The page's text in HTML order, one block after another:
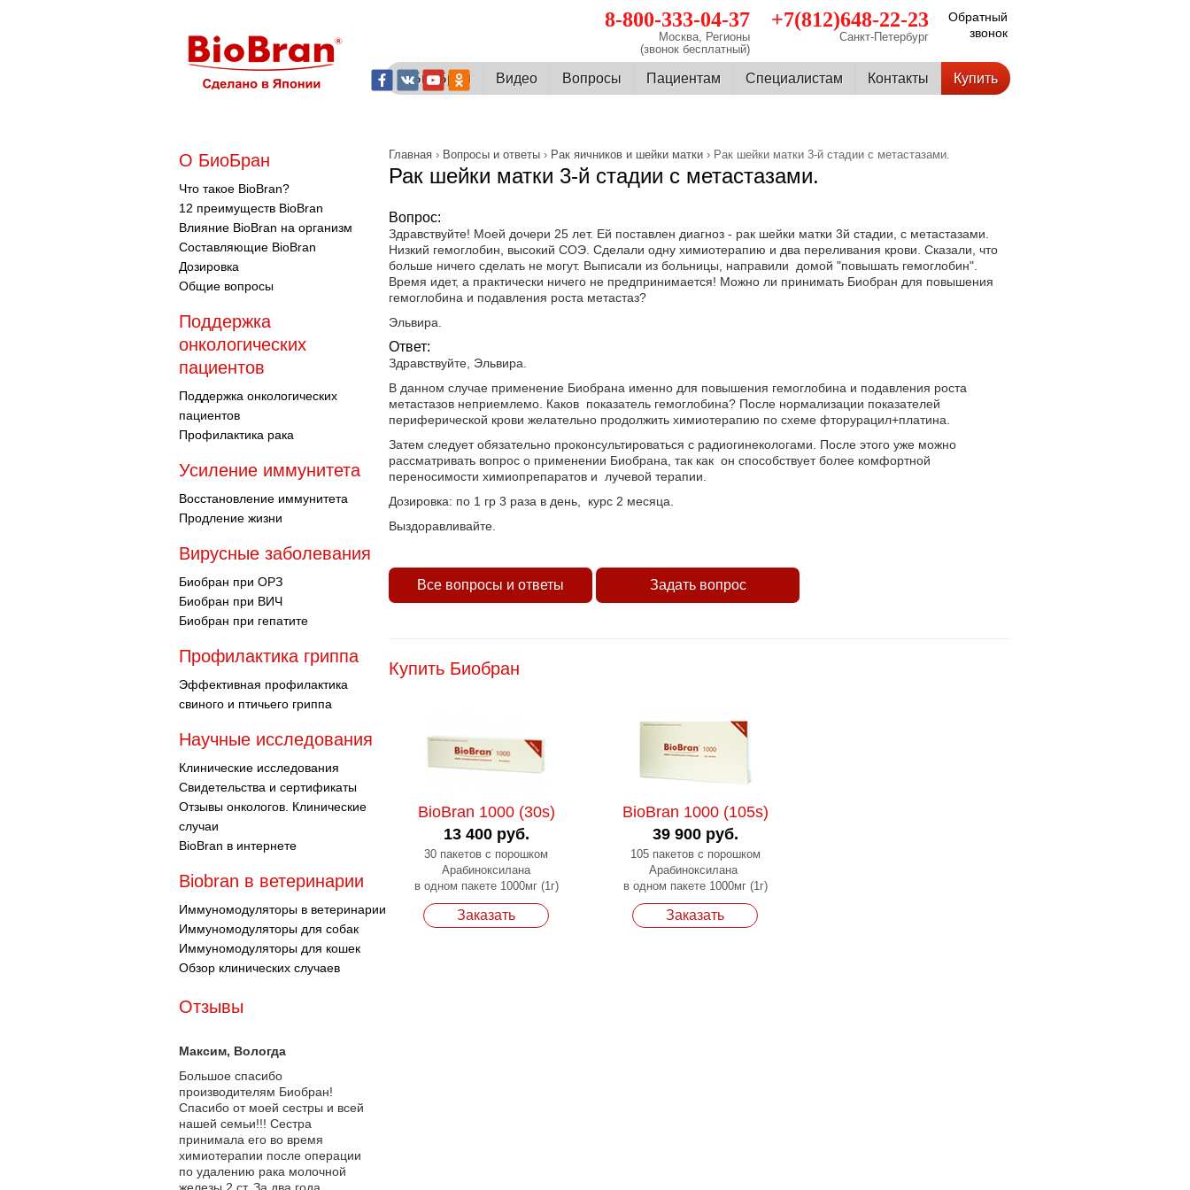
Обратный
звонок
+7(812)648-22-23
Санкт-Петербург
8-800-333-04-37
Москва, Регионы
(звонок бесплатный)
О БиоБран Видео Вопросы Пациентам Cпециалистам Контакты Купить
Главная › Вопросы и ответы › Рак яичников и шейки матки › Рак шейки матки 3-й стадии с метастазами.
Рак шейки матки 3-й стадии с метастазами.
Вопрос:
Здравствуйте! Моей дочери 25 лет. Ей поставлен диагноз - рак шейки матки 3й стадии, с метастазами.
Низкий гемоглобин, высокий СОЭ. Сделали одну химиотерапию и два переливания крови. Сказали, что
больше ничего сделать не могут. Выписали из больницы, направили домой "повышать гемоглобин".
Время идет, а практически ничего не предпринимается! Можно ли принимать Биобран для повышения
гемоглобина и подавления роста метастаз?
Эльвира.
Ответ:
Здравствуйте, Эльвира.
В данном случае применение Биобрана именно для повышения гемоглобина и подавления роста
метастазов неприемлемо. Каков показатель гемоглобина? После нормализации показателей
периферической крови желательно продолжить химиотерапию по схеме фторурацил+платина.
Затем следует обязательно проконсультироваться с радиогинекологами. После этого уже можно
рассматривать вопрос о применении Биобрана, так как он способствует более комфортной
переносимости химиопрепаратов и лучевой терапии.
Дозировка: по 1 гр 3 раза в день, курс 2 месяца.
Выздоравливайте.
Все вопросы и ответы Задать вопрос
Купить Биобран
BioBran 1000 (30s)
13 400 руб.
30 пакетов с порошком
Арабиноксилана
в одном пакете 1000мг (1г)
Заказать
BioBran 1000 (105s)
39 900 руб.
105 пакетов с порошком
Арабиноксилана
в одном пакете 1000мг (1г)
Заказать
О БиоБран
Что такое BioBran?
12 преимуществ BioBran
Влияние BioBran на организм
Составляющие BioBran
Дозировка
Общие вопросы
Поддержка
онкологических
пациентов
Поддержка онкологических
пациентов
Профилактика рака
Усиление иммунитета
Восстановление иммунитета
Продление жизни
Вирусные заболевания
Биобран при ОРЗ
Биобран при ВИЧ
Биобран при гепатите
Профилактика гриппа
Эффективная профилактика
свиного и птичьего гриппа
Научные исследования
Клинические исследования
Свидетельства и сертификаты
Отзывы онкологов. Клинические
случаи
BioBran в интернете
Biobran в ветеринарии
Иммуномодуляторы в ветеринарии
Иммуномодуляторы для собак
Иммуномодуляторы для кошек
Обзор клинических случаев
Отзывы
Максим, Вологда
Большое спасибо
производителям Биобран!
Спасибо от моей сестры и всей
нашей семьи!!! Сестра
принимала его во время
химиотерапии после операции
по удалению рака молочной